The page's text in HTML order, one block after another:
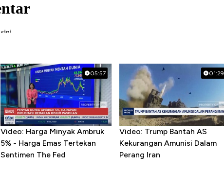
05:57
Video: Harga Minyak Ambruk
5% - Harga Emas Tertekan
Sentimen The Fed
01:29
Video: Trump Bantah AS
Kekurangan Amunisi Dalam
Perang Iran